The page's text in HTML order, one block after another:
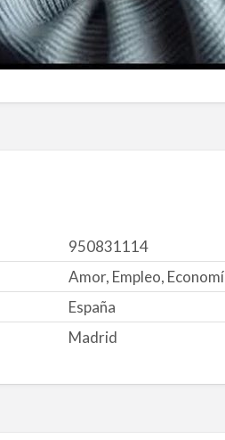
950831114
Amor, Empleo,
España
Madrid